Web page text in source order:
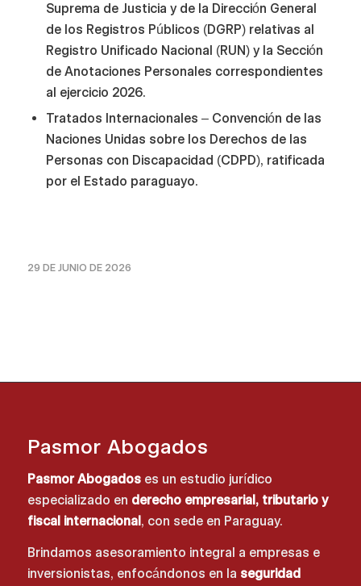
Suprema de Justicia y de la Dirección General
de los Registros Públicos (DGRP) relativas al
Registro Unificado Nacional (RUN) y la Sección
de Anotaciones Personales correspondientes
al ejercicio 2026.
Tratados Internacionales – Convención de las
Naciones Unidas sobre los Derechos de las
Personas con Discapacidad (CDPD), ratificada
por el Estado paraguayo.
29 DE JUNIO DE 2026
Pasmor Abogados
Pasmor Abogadoses un estudio jurídico
especializado en derecho empresarial, tributario y
fiscal internacional, con sede en Paraguay.
Brindamos asesoramiento integral a empresas e
inversionistas, enfocándonos en la seguridad